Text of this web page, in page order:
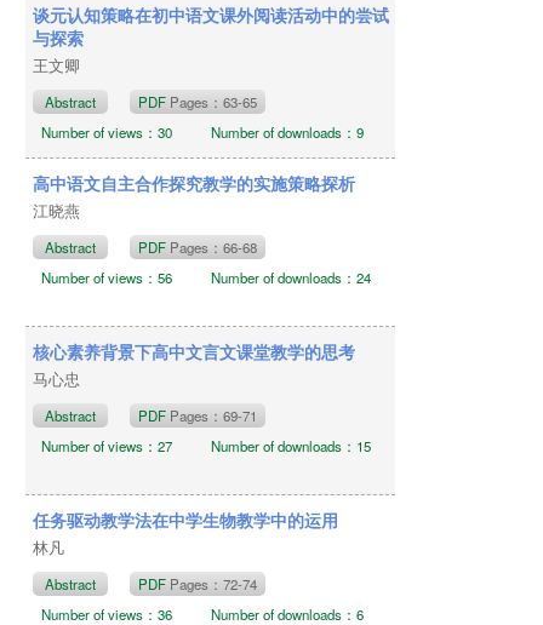
谈元认知策略在初中语文课外阅读活动中的尝试
与探索
王文卿
Abstract PDF Pages：63-65
Number of views：30
Number of downloads：9
高中语文自主合作探究教学的实施策略探析
江晓燕
Abstract PDF Pages：66-68
Number of views：56
Number of downloads：24
核心素养背景下高中文言文课堂教学的思考
马心忠
Abstract PDF Pages：69-71
Number of views：27
Number of downloads：15
任务驱动教学法在中学生物教学中的运用
林凡
Abstract PDF Pages：72-74
Number of views：36
Number of downloads：6